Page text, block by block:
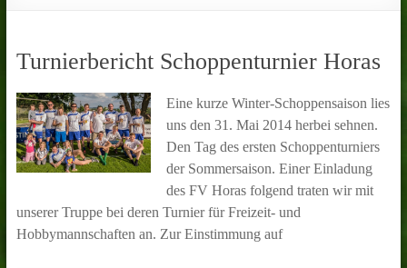
Turnierbericht Schoppenturnier Horas
Eine kurze Winter-Schoppensaison lies
uns den 31. Mai 2014 herbei sehnen.
Den Tag des ersten Schoppenturniers
der Sommersaison. Einer Einladung
des FV Horas folgend traten wir mit
unserer Truppe bei deren Turnier für Freizeit- und
Hobbymannschaften an. Zur Einstimmung auf